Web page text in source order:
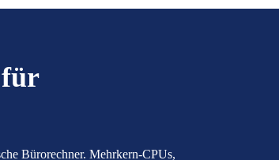
Bürorechner. Mehrkern-CPUs,